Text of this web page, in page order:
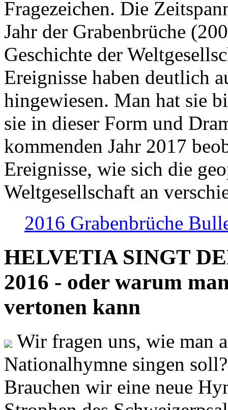
Fragezeichen. Die
Jahr der Grabenbrüche
Geschichte der
Ereignisse haben deutlich
hingewiesen. Man hat sie
sie in dieser Form und
kommenden Jahr 2017
Ereignisse, wie sich die
Weltgesellschaft an
2016 Grabenbrüche
HELVETIA SINGT
2016 - oder warum
vertonen kann
Wir fragen uns, wie man
Nationalhymne singen
Brauchen wir eine neue